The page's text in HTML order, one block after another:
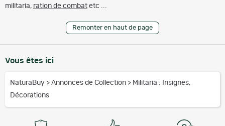
militaria, ration de combatetc ...
Remonter en haut de page
Vous êtes ici
NaturaBuy > Annonces de Collection > Militaria : Insignes,
Décorations